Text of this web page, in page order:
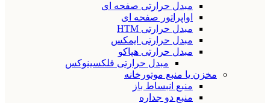
مبدل حرارتی صفحه ای
اواپراتور صفحه ای
مبدل حرارتی HTM
مبدل حرارتی ایمکس
مبدل حرارتی هپاکو
مبدل حرارتی فلکسینوکس
مخزن یا منبع موتورخانه
منبع انبساط باز
منبع دو جداره